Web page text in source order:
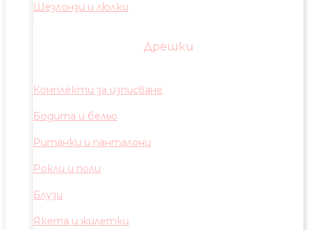
Шезлонзи и люлки
Дрешки
Комплекти за изписване
Бодита и бельо
Ританки и панталони
Рокли и поли
Блузи
Якета и жилетки